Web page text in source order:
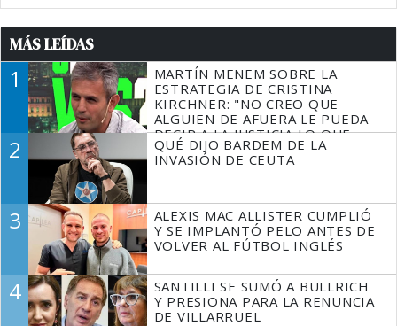
MÁS LEÍDAS
1
MARTÍN MENEM SOBRE LA
ESTRATEGIA DE CRISTINA
KIRCHNER: "NO CREO QUE
ALGUIEN DE AFUERA LE PUEDA
DECIR A LA JUSTICIA LO QUE
TIENE QUE HACER"
2
QUÉ DIJO BARDEM DE LA
INVASIÓN DE CEUTA
3
ALEXIS MAC ALLISTER CUMPLIÓ
Y SE IMPLANTÓ PELO ANTES DE
VOLVER AL FÚTBOL INGLÉS
4
SANTILLI SE SUMÓ A BULLRICH
Y PRESIONA PARA LA RENUNCIA
DE VILLARRUEL